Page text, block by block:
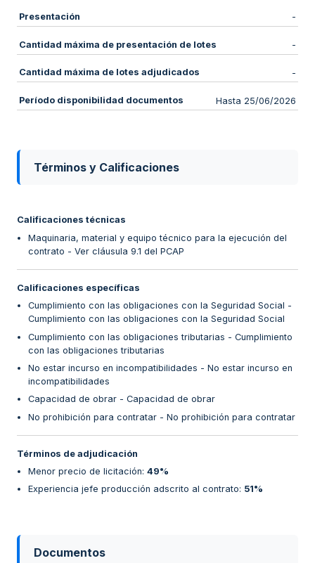
Presentación -
Cantidad máxima de presentación de lotes -
Cantidad máxima de lotes adjudicados -
Período disponibilidad documentos Hasta 25/06/2026
Términos y Calificaciones
Calificaciones técnicas
Maquinaria, material y equipo técnico para la ejecución del
contrato - Ver cláusula 9.1 del PCAP
Calificaciones específicas
Cumplimiento con las obligaciones con la Seguridad Social -
Cumplimiento con las obligaciones con la Seguridad Social
Cumplimiento con las obligaciones tributarias - Cumplimiento
con las obligaciones tributarias
No estar incurso en incompatibilidades - No estar incurso en
incompatibilidades
Capacidad de obrar - Capacidad de obrar
No prohibición para contratar - No prohibición para contratar
Términos de adjudicación
Menor precio de licitación: 49%
Experiencia jefe producción adscrito al contrato: 51%
Documentos